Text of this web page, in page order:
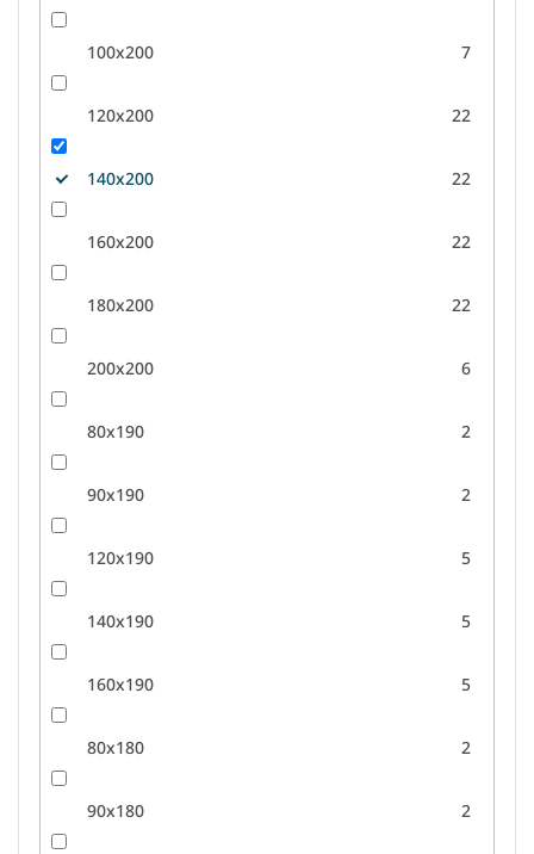
100x200 7
120x200 22
140x200 22
160x200 22
180x200 22
200x200 6
80x190 2
90x190 2
120x190 5
140x190 5
160x190 5
80x180 2
90x180 2